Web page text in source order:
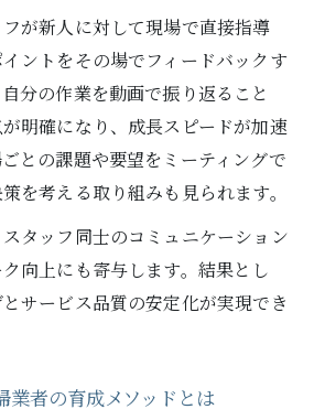
が新人に対して現場で直接指導
ントをその場でフィードバックす
分の作業を動画で振り返ること
明確になり、成長スピードが加速
との課題や要望をミーティングで
を考える取り組みも見られます。
タッフ同士のコミュニケーション
向上にも寄与します。結果とし
サービス品質の安定化が実現でき
業者の育成メソッドとは